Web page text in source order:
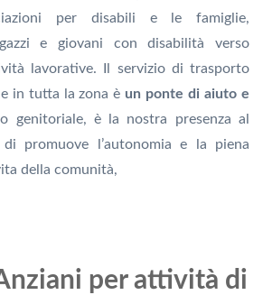
per disabili e le famiglie,
e giovani con disabilità verso
lavorative. Il servizio di trasporto
in tutta la zona è un ponte di aiuto e
genitoriale, è la nostra presenza al
promuove l’autonomia e la piena
della comunità,
per attività di